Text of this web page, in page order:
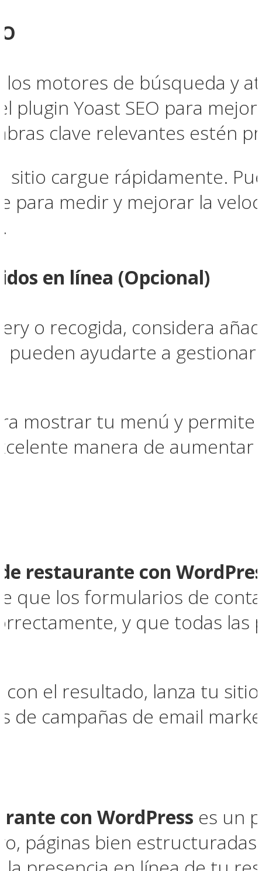
motores de búsqueda y
plugin Yoast SEO para
clave relevantes estén
sitio cargue rápidamente.
para medir y mejorar la
.
en línea (Opcional)
o recogida, considera
pueden ayudarte a
mostrar tu menú y permite
manera de
restaurante con
que los formularios de
y que todas las
el resultado, lanza tu
de campañas de email
con WordPress es un
páginas bien